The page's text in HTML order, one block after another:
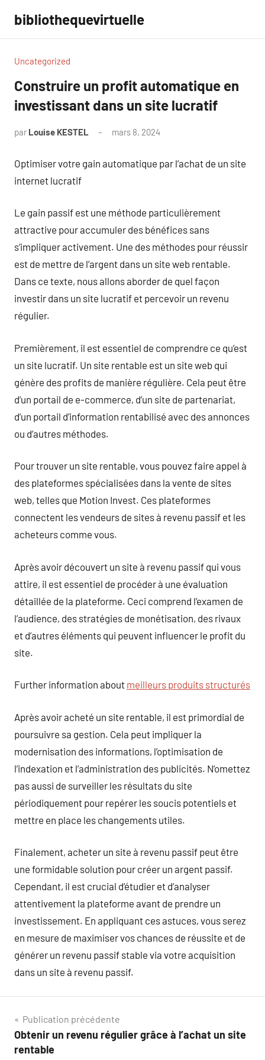
contenu
bibliothequevirtuelle
Uncategorized
Construire un profit automatique en
investissant dans un site lucratif
par Louise KESTEL mars 8, 2024
Optimiser votre gain automatique par l’achat de un site
internet lucratif
Le gain passif est une méthode particulièrement
attractive pour accumuler des bénéfices sans
s’impliquer activement. Une des méthodes pour réussir
est de mettre de l’argent dans un site web rentable.
Dans ce texte, nous allons aborder de quel façon
investir dans un site lucratif et percevoir un revenu
régulier.
Premièrement, il est essentiel de comprendre ce qu’est
un site lucratif. Un site rentable est un site web qui
génère des profits de manière régulière. Cela peut être
d’un portail de e-commerce, d’un site de partenariat,
d’un portail d’information rentabilisé avec des annonces
ou d’autres méthodes.
Pour trouver un site rentable, vous pouvez faire appel à
des plateformes spécialisées dans la vente de sites
web, telles que Motion Invest. Ces plateformes
connectent les vendeurs de sites à revenu passif et les
acheteurs comme vous.
Après avoir découvert un site à revenu passif qui vous
attire, il est essentiel de procéder à une évaluation
détaillée de la plateforme. Ceci comprend l’examen de
l’audience, des stratégies de monétisation, des rivaux
et d’autres éléments qui peuvent influencer le profit du
site.
Further information about meilleurs produits structurés
Après avoir acheté un site rentable, il est primordial de
poursuivre sa gestion. Cela peut impliquer la
modernisation des informations, l’optimisation de
l’indexation et l’administration des publicités. N’omettez
pas aussi de surveiller les résultats du site
périodiquement pour repérer les soucis potentiels et
mettre en place les changements utiles.
Finalement, acheter un site à revenu passif peut être
une formidable solution pour créer un argent passif.
Cependant, il est crucial d’étudier et d’analyser
attentivement la plateforme avant de prendre un
investissement. En appliquant ces astuces, vous serez
en mesure de maximiser vos chances de réussite et de
générer un revenu passif stable via votre acquisition
dans un site à revenu passif.
Navigation
de
Publication précédente
Obtenir un revenu régulier grâce à l’achat un site
rentable